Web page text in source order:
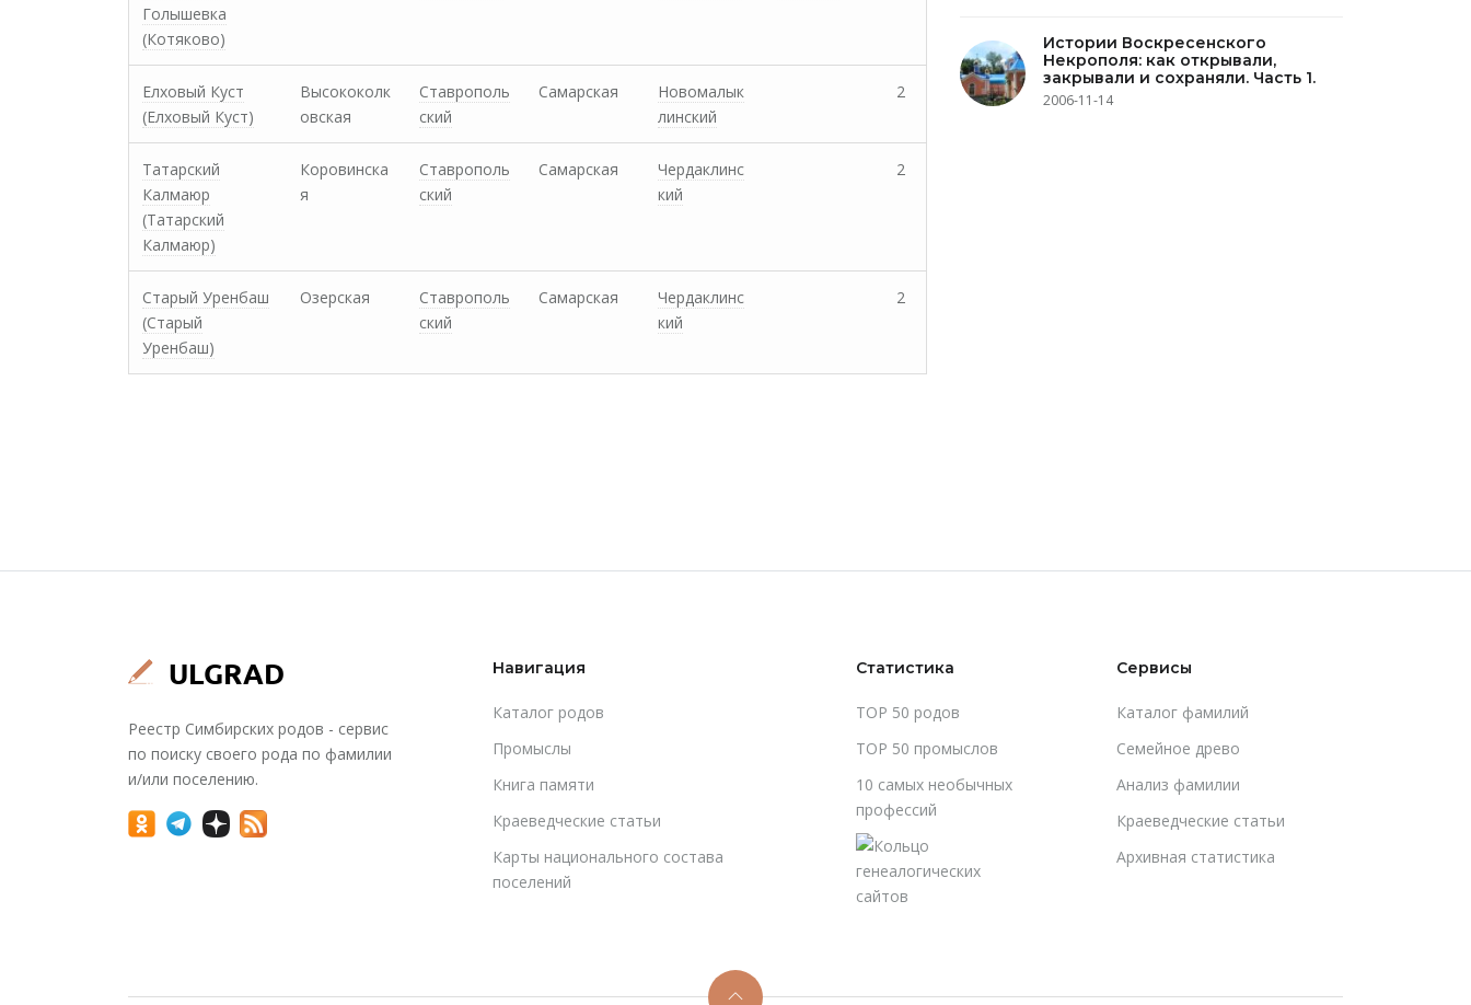
Голышевка
(Котяково)
Елховый Куст
(Елховый Куст)
Высококолк
овская
Ставрополь
ский
Самарская
Новомалык
линский
2
Татарский
Калмаюр
(Татарский
Калмаюр)
Коровинска
я
Ставрополь
ский
Самарская
Чердаклинс
кий
2
Старый Уренбаш
(Старый
Уренбаш)
Озерская
Ставрополь
ский
Самарская
Чердаклинс
кий
2
Истории Воскресенского
Некрополя: как открывали,
закрывали и сохраняли. Часть 1.
2006-11-14
Реестр Симбирских родов - сервис
по поиску своего рода по фамилии
и/или поселению.
Навигация
Каталог родов
Промыслы
Книга памяти
Краеведческие статьи
Карты национального состава
поселений
Статистика
TOP 50 родов
TOP 50 промыслов
10 самых необычных
профессий
Сервисы
Каталог фамилий
Cемейное древо
Анализ фамилии
Краеведческие статьи
Архивная статистика